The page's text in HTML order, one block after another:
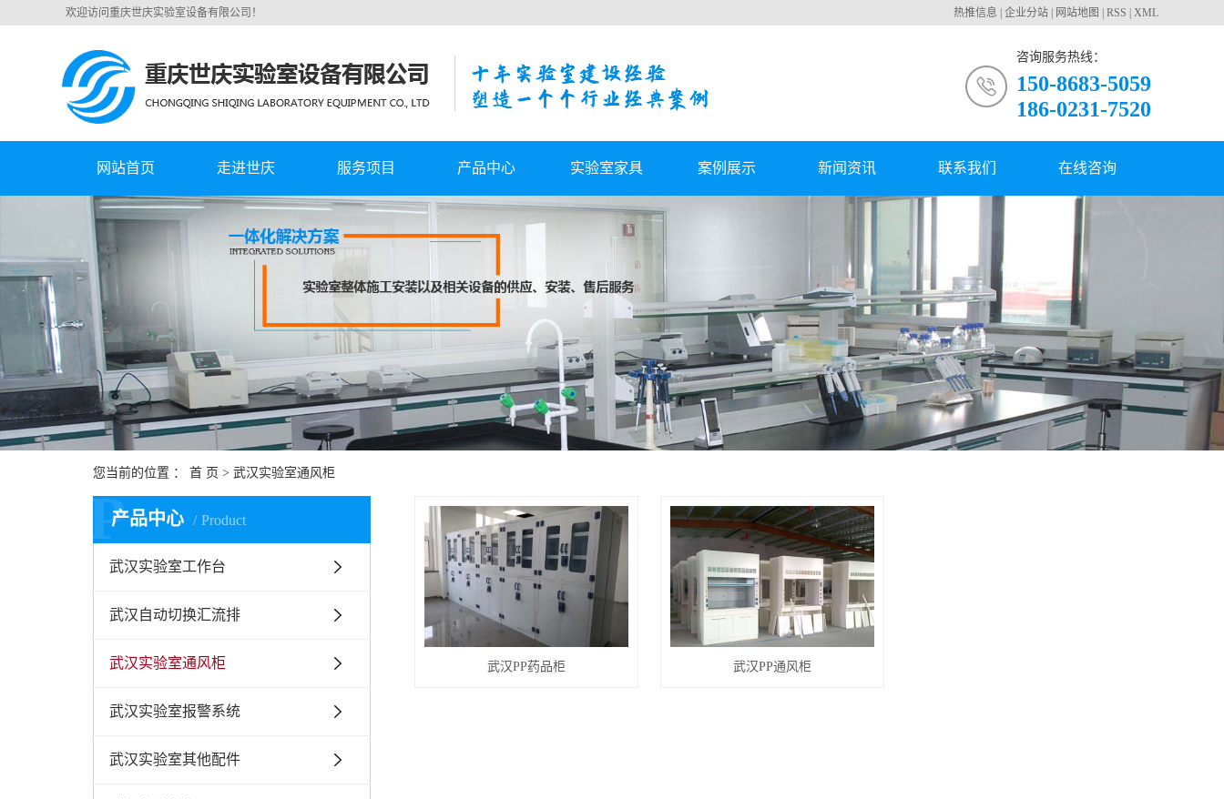
欢迎访问重庆世庆实验室设备有限公司！ 热推信息 企业分站 网站地图 RSS XML
咨询服务热线：
150-8683-5059
186-0231-7520
网站首页 走进世庆
公司简介
营业执照
服务项目
武汉实验室集中供气
武汉实验室通风系统
武汉实验室规划设计
武汉实验室家具
武汉特气二次配
产品中心
武汉实验室工作台
武汉自动切换汇流排
武汉实验室通风柜
武汉实验室报警系统
武汉实验室其他配件
武汉实验室家具
实验室家具 案例展示 新闻资讯
常见问题
联系我们 在线咨询
您当前的位置 ： 首 页 > 武汉实验室通风柜
产品中心 Product
P
武汉实验室工作台
武汉自动切换汇流排
武汉实验室通风柜
武汉实验室报警系统
武汉实验室其他配件
武汉PP药品柜 武汉PP通风柜